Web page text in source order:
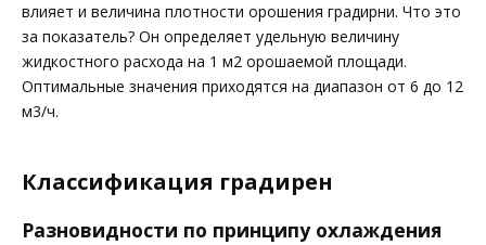
влияет и величина плотности орошения градирни. Что это
за показатель? Он определяет удельную величину
жидкостного расхода на 1 м2 орошаемой площади.
Оптимальные значения приходятся на диапазон от 6 до 12
м3/ч.
Классификация градирен
Разновидности по принципу охлаждения